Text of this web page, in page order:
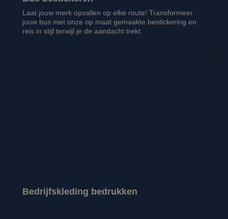
Laat jouw merk opvallen op elke route! Transformeer
jouw bus met onze op maat gemaakte bestickering en
reis in stijl terwijl je de aandacht trekt.
Bedrijfskleding bedrukken